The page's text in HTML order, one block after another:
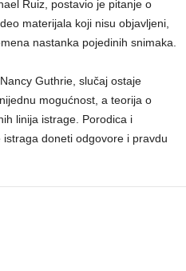
Ruiz, postavio je pitanje o
materijala koji nisu objavljeni,
nastanka pojedinih snimaka.
Guthrie, slučaj ostaje
mogućnost, a teorija o
linija istrage. Porodica i
doneti odgovore i pravdu